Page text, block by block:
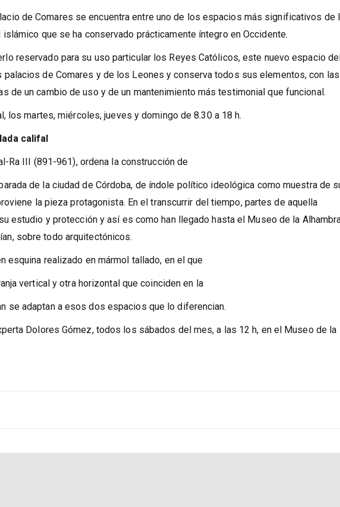
del Baño Rea
de Comares se encuentra entre uno de los espacios más significativos de la
que se ha conservado prácticamente íntegro en Occidente.
reservado para su uso particular los Reyes Católicos, este nuevo espacio del
de Comares y de los Leones y conserva todos sus elementos, con las
de un cambio de uso y de un mantenimiento más testimonial que funcional.
los martes, miércoles, jueves y domingo de 8.30 a 18 h.
califal
Ra III (891-961), ordena la construcción de
de la ciudad de Córdoba, de índole político ideológica como muestra de su
la pieza protagonista. En el transcurrir del tiempo, partes de aquella
estudio y protección y así es como han llegado hasta el Museo de la Alhambra
sobre todo arquitectónicos.
esquina realizado en mármol tallado, en el que
vertical y otra horizontal que coinciden en la
se adaptan a esos dos espacios que lo diferencian.
Dolores Gómez, todos los sábados del mes, a las 12 h, en el Museo de la